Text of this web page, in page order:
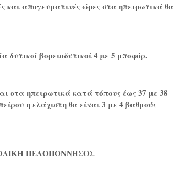
και απογευματινές ώρες στα ηπειρωτικά θα
βορειοδυτικοί 4 με 5 μποφόρ.
στα ηπειρωτικά κατά τόπους έως 37 με 38
η ελάχιστη θα είναι 3 με 4 βαθμούς
ΠΕΛΟΠΟΝΝΗΣΟΣ